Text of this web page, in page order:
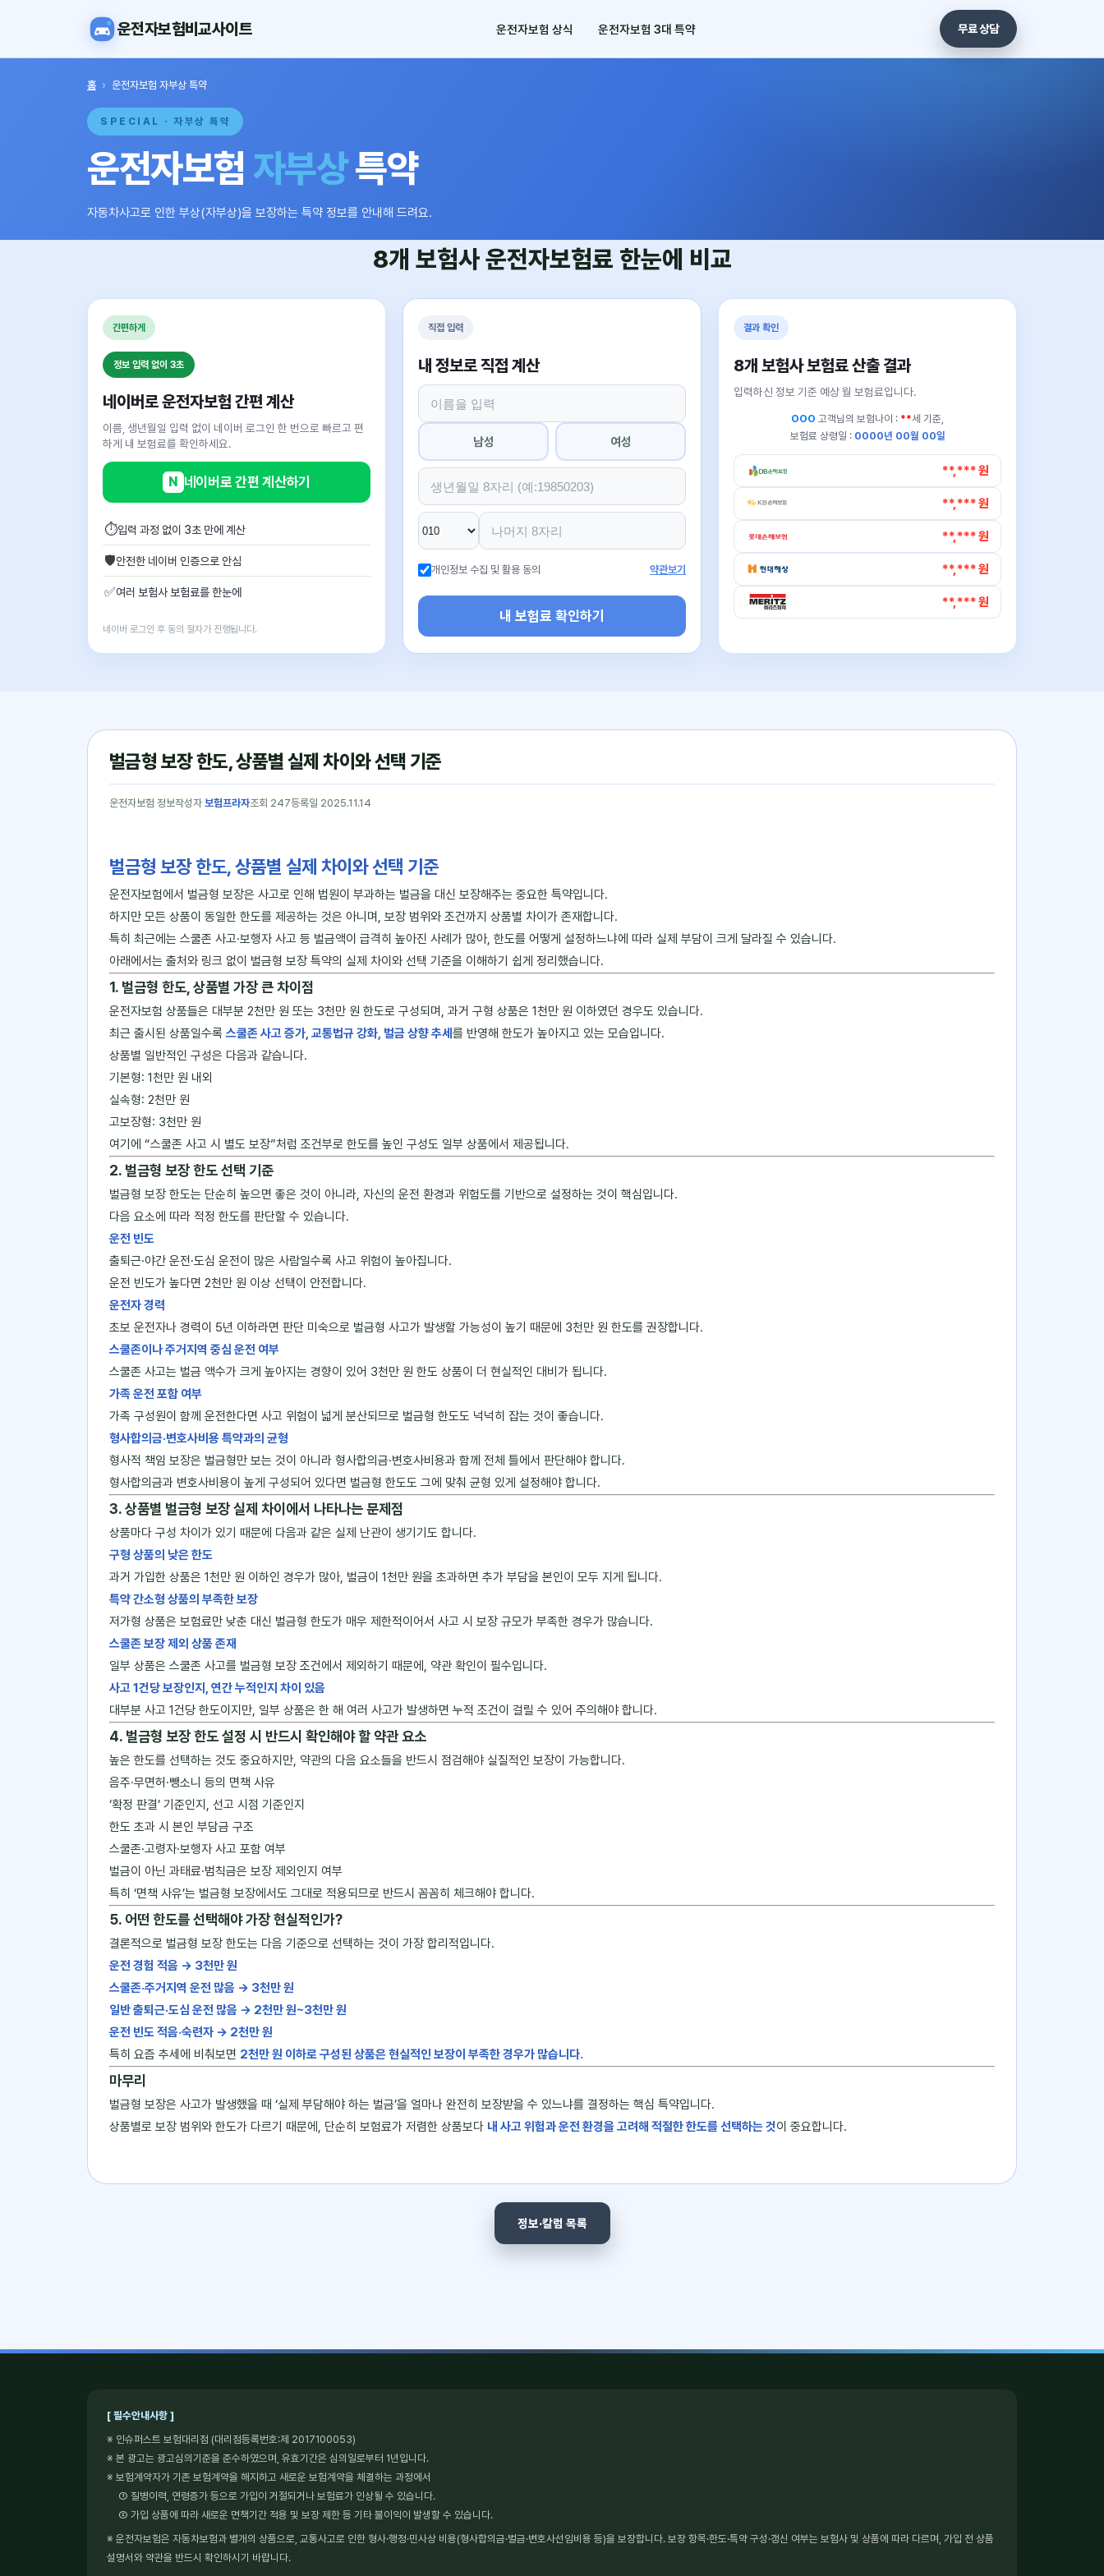
운전자보험비교사이트 운전자보험 상식 운전자보험 3대 특약 무료 상담
홈 › 운전자보험 자부상 특약
SPECIAL · 자부상 특약
운전자보험 자부상특약
자동차사고로 인한 부상(자부상)을 보장하는 특약 정보를 안내해 드려요.
8개 보험사운전자보험료 한눈에 비교
간편하게
정보 입력 없이 3초
네이버로 운전자보험 간편 계산
이름, 생년월일 입력 없이 네이버 로그인 한 번으로 빠르고 편
하게 내 보험료를 확인하세요.
N 네이버로 간편 계산하기
⏱입력 과정 없이 3초 만에 계산
🛡안전한 네이버 인증으로 안심
✅여러 보험사 보험료를 한눈에
네이버 로그인 후 동의 절차가 진행됩니다.
직접 입력
내 정보로 직접 계산
남성 여성
개인정보 수집 및 활용 동의 약관보기
내 보험료 확인하기
결과 확인
8개 보험사 보험료 산출 결과
입력하신 정보 기준 예상 월 보험료입니다.
OOO 고객님의 보험나이 : **세 기준,
보험료 상령일 : 0000년 00월 00일
**,*** 원
**,*** 원
**,*** 원
**,*** 원
**,*** 원
벌금형 보장 한도, 상품별 실제 차이와 선택 기준
운전자보험 정보작성자 보험프라자조회 247등록일 2025.11.14
벌금형 보장 한도, 상품별 실제 차이와 선택 기준
운전자보험에서 벌금형 보장은 사고로 인해 법원이 부과하는 벌금을 대신 보장해주는 중요한 특약입니다.
하지만 모든 상품이 동일한 한도를 제공하는 것은 아니며, 보장 범위와 조건까지 상품별 차이가 존재합니다.
특히 최근에는 스쿨존 사고·보행자 사고 등 벌금액이 급격히 높아진 사례가 많아, 한도를 어떻게 설정하느냐에 따라 실제 부담이 크게 달라질 수 있습니다.
아래에서는 출처와 링크 없이 벌금형 보장 특약의 실제 차이와 선택 기준을 이해하기 쉽게 정리했습니다.
1. 벌금형 한도, 상품별 가장 큰 차이점
운전자보험 상품들은 대부분 2천만 원 또는 3천만 원 한도로 구성되며, 과거 구형 상품은 1천만 원 이하였던 경우도 있습니다.
최근 출시된 상품일수록 스쿨존 사고 증가, 교통법규 강화, 벌금 상향 추세 를 반영해 한도가 높아지고 있는 모습입니다.
상품별 일반적인 구성은 다음과 같습니다.
기본형: 1천만 원 내외
실속형: 2천만 원
고보장형: 3천만 원
여기에 “스쿨존 사고 시 별도 보장”처럼 조건부로 한도를 높인 구성도 일부 상품에서 제공됩니다.
2. 벌금형 보장 한도 선택 기준
벌금형 보장 한도는 단순히 높으면 좋은 것이 아니라, 자신의 운전 환경과 위험도를 기반으로 설정하는 것이 핵심입니다.
다음 요소에 따라 적정 한도를 판단할 수 있습니다.
운전 빈도
출퇴근·야간 운전·도심 운전이 많은 사람일수록 사고 위험이 높아집니다.
운전 빈도가 높다면 2천만 원 이상 선택이 안전합니다.
운전자 경력
초보 운전자나 경력이 5년 이하라면 판단 미숙으로 벌금형 사고가 발생할 가능성이 높기 때문에 3천만 원 한도를 권장합니다.
스쿨존이나 주거지역 중심 운전 여부
스쿨존 사고는 벌금 액수가 크게 높아지는 경향이 있어 3천만 원 한도 상품이 더 현실적인 대비가 됩니다.
가족 운전 포함 여부
가족 구성원이 함께 운전한다면 사고 위험이 넓게 분산되므로 벌금형 한도도 넉넉히 잡는 것이 좋습니다.
형사합의금·변호사비용 특약과의 균형
형사적 책임 보장은 벌금형만 보는 것이 아니라 형사합의금·변호사비용과 함께 전체 틀에서 판단해야 합니다.
형사합의금과 변호사비용이 높게 구성되어 있다면 벌금형 한도도 그에 맞춰 균형 있게 설정해야 합니다.
3. 상품별 벌금형 보장 실제 차이에서 나타나는 문제점
상품마다 구성 차이가 있기 때문에 다음과 같은 실제 난관이 생기기도 합니다.
구형 상품의 낮은 한도
과거 가입한 상품은 1천만 원 이하인 경우가 많아, 벌금이 1천만 원을 초과하면 추가 부담을 본인이 모두 지게 됩니다.
특약 간소형 상품의 부족한 보장
저가형 상품은 보험료만 낮춘 대신 벌금형 한도가 매우 제한적이어서 사고 시 보장 규모가 부족한 경우가 많습니다.
스쿨존 보장 제외 상품 존재
일부 상품은 스쿨존 사고를 벌금형 보장 조건에서 제외하기 때문에, 약관 확인이 필수입니다.
사고 1건당 보장인지, 연간 누적인지 차이 있음
대부분 사고 1건당 한도이지만, 일부 상품은 한 해 여러 사고가 발생하면 누적 조건이 걸릴 수 있어 주의해야 합니다.
4. 벌금형 보장 한도 설정 시 반드시 확인해야 할 약관 요소
높은 한도를 선택하는 것도 중요하지만, 약관의 다음 요소들을 반드시 점검해야 실질적인 보장이 가능합니다.
음주·무면허·뺑소니 등의 면책 사유
‘확정 판결’ 기준인지, 선고 시점 기준인지
한도 초과 시 본인 부담금 구조
스쿨존·고령자·보행자 사고 포함 여부
벌금이 아닌 과태료·범칙금은 보장 제외인지 여부
특히 ‘면책 사유’는 벌금형 보장에서도 그대로 적용되므로 반드시 꼼꼼히 체크해야 합니다.
5. 어떤 한도를 선택해야 가장 현실적인가?
결론적으로 벌금형 보장 한도는 다음 기준으로 선택하는 것이 가장 합리적입니다.
운전 경험 적음 → 3천만 원
스쿨존·주거지역 운전 많음 → 3천만 원
일반 출퇴근·도심 운전 많음 → 2천만 원~3천만 원
운전 빈도 적음·숙련자 → 2천만 원
특히 요즘 추세에 비춰보면 2천만 원 이하로 구성된 상품은 현실적인 보장이 부족한 경우가 많습니다.
마무리
벌금형 보장은 사고가 발생했을 때 ‘실제 부담해야 하는 벌금’을 얼마나 완전히 보장받을 수 있느냐를 결정하는 핵심 특약입니다.
상품별로 보장 범위와 한도가 다르기 때문에, 단순히 보험료가 저렴한 상품보다 내 사고 위험과 운전 환경을 고려해 적절한 한도를 선택하는 것이 중요합니다.
정보·칼럼 목록
[ 필수안내사항 ]
※ 인슈퍼스트 보험대리점 (대리점등록번호:제 2017100053)
※ 본 광고는 광고심의기준을 준수하였으며, 유효기간은 심의일로부터 1년입니다.
※ 보험계약자가 기존 보험계약을 해지하고 새로운 보험계약을 체결하는 과정에서
① 질병이력, 연령증가 등으로 가입이 거절되거나 보험료가 인상될 수 있습니다.
② 가입 상품에 따라 새로운 면책기간 적용 및 보장 제한 등 기타 불이익이 발생할 수 있습니다.
※ 운전자보험은 자동차보험과 별개의 상품으로, 교통사고로 인한 형사·행정·민사상 비용(형사합의금·벌금·변호사선임비용 등)을 보장합니다. 보장 항목·한도·특약 구성·갱신 여부는 보험사 및 상품에 따라 다르며, 가입 전 상품
설명서와 약관을 반드시 확인하시기 바랍니다.